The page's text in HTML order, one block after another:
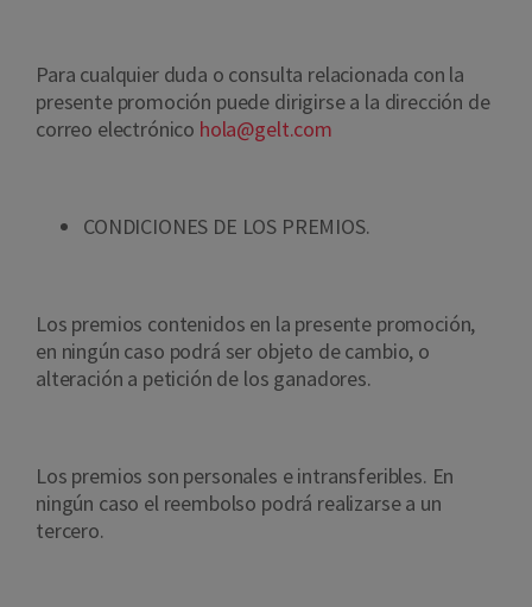
Para cualquier duda o consulta relacionada con la
presente promoción puede dirigirse a la dirección de
correo electrónico hola@gelt.com
CONDICIONES DE LOS PREMIOS.
Los premios contenidos en la presente promoción,
en ningún caso podrá ser objeto de cambio, o
alteración a petición de los ganadores.
Los premios son personales e intransferibles. En
ningún caso el reembolso podrá realizarse a un
tercero.